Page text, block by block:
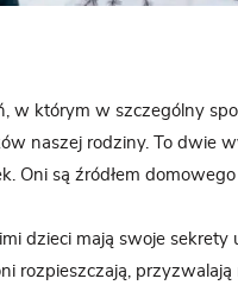
w którym w szczególny
naszej rodziny. To dwie
Oni są źródłem domowego
dzieci mają swoje sekrety
rozpieszczają,